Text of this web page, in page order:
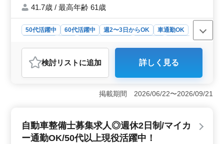
・プラーク、バイオフィルム除去 ・トゥ
務日相談受付 ☆50代、60代活躍中、シニア
世代歓迎
41.7歳 / 最高年齢 61歳
50代活躍中 60代活躍中 週2〜3日からOK
車通勤OK
アルバイト・パート
おすすめポイント
＜働く環境＞ 豊岡市の総合病院で、中高年歯科医師の
募集があります。週2〜3日の勤務から、常勤の方まで幅
広く募集されています。残業は少なめで、女性の方も歓
に、一般歯科業務を行います。虫歯や歯周病の検査、ブ
ラッシング指導などの予防措置から、歯周病治療やセル
検討リスト に追加 詳しく見る
掲載期間 2026/06/22〜2026/09/21
自動車整備士募集求人◎週休2日制/マイカ
ー通勤OK/50代以上現役活躍中！